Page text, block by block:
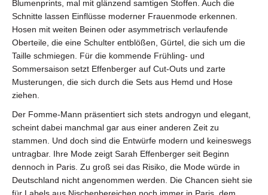
Blumenprints, mal mit glänzend samtigen Stoffen. Auch die
Schnitte lassen Einflüsse moderner Frauenmode erkennen.
Hosen mit weiten Beinen oder asymmetrisch verlaufende
Oberteile, die eine Schulter entblößen, Gürtel, die sich um die
Taille schmiegen. Für die kommende Frühling- und
Sommersaison setzt Effenberger auf Cut-Outs und zarte
Musterungen, die sich durch die Sets aus Hemd und Hose
ziehen.
Der Fomme-Mann präsentiert sich stets androgyn und elegant,
scheint dabei manchmal gar aus einer anderen Zeit zu
stammen. Und doch sind die Entwürfe modern und keineswegs
untragbar. Ihre Mode zeigt Sarah Effenberger seit Beginn
dennoch in Paris. Zu groß sei das Risiko, die Mode würde in
Deutschland nicht angenommen werden. Die Chancen sieht sie